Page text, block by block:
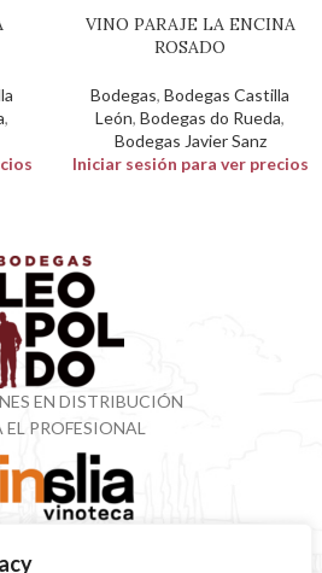
,
VINO PARAJE LA ENCINA
ROSADO
Bodegas, Bodegas Castilla
León, Bodegas do Rueda,
Bodegas Javier Sanz
Iniciar sesión para ver precios
EN DISTRIBUCIÓN
EL PROFESIONAL